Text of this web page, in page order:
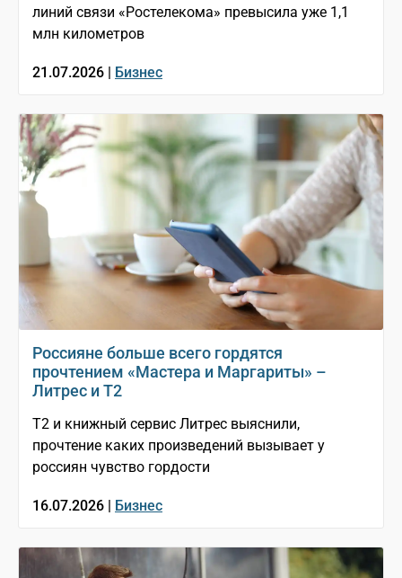
линий связи «Ростелекома» превысила уже 1,1
млн километров
21.07.2026 | Бизнес
Россияне больше всего гордятся
прочтением «Мастера и Маргариты» –
Литрес и T2
T2 и книжный сервис Литрес выяснили,
прочтение каких произведений вызывает у
россиян чувство гордости
16.07.2026 | Бизнес